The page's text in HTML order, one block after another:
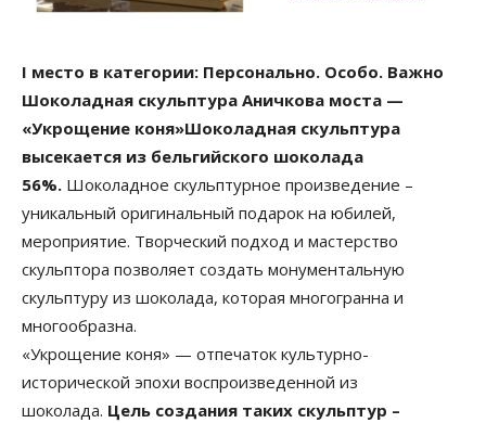
І место в категории: Персонально. Особо. Важно
Шоколадная скульптура Аничкова моста —
«Укрощение коня»Шоколадная скульптура
высекается из бельгийского шоколада
56%. Шоколадное скульптурное произведение –
уникальный оригинальный подарок на юбилей,
мероприятие. Творческий подход и мастерство
скульптора позволяет создать монументальную
скульптуру из шоколада, которая многогранна и
многообразна.
«Укрощение коня» — отпечаток культурно-
исторической эпохи воспроизведенной из
шоколада. Цель создания таких скульптур –